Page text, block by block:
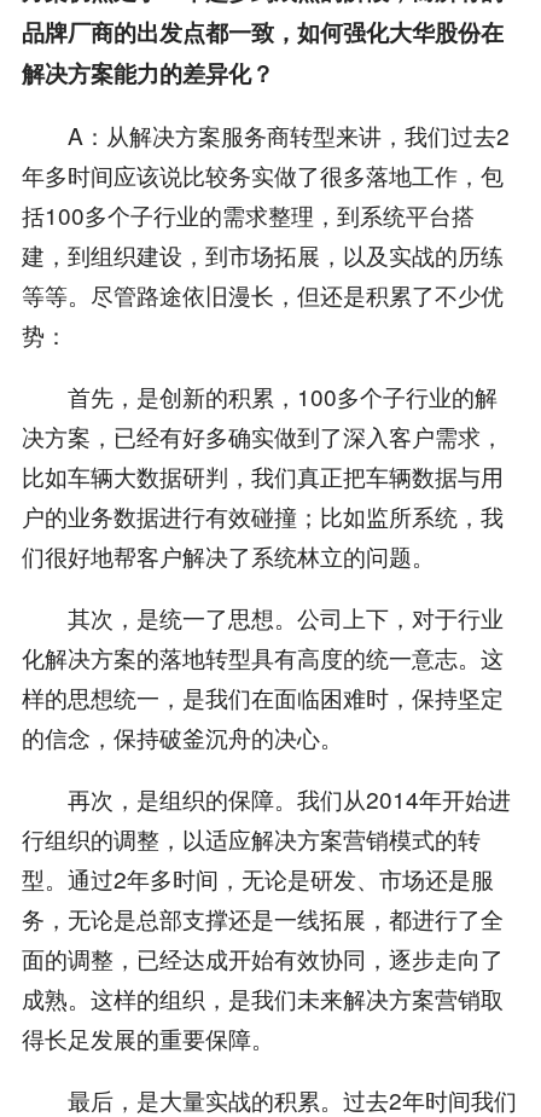
品牌厂商的出发点都一致，如何强化大华股份在
解决方案能力的差异化？
A：从解决方案服务商转型来讲，我们过去2
年多时间应该说比较务实做了很多落地工作，包
括100多个子行业的需求整理，到系统平台搭
建，到组织建设，到市场拓展，以及实战的历练
等等。尽管路途依旧漫长，但还是积累了不少优
势：
首先，是创新的积累，100多个子行业的解
决方案，已经有好多确实做到了深入客户需求，
比如车辆大数据研判，我们真正把车辆数据与用
户的业务数据进行有效碰撞；比如监所系统，我
们很好地帮客户解决了系统林立的问题。
其次，是统一了思想。公司上下，对于行业
化解决方案的落地转型具有高度的统一意志。这
样的思想统一，是我们在面临困难时，保持坚定
的信念，保持破釜沉舟的决心。
再次，是组织的保障。我们从2014年开始进
行组织的调整，以适应解决方案营销模式的转
型。通过2年多时间，无论是研发、市场还是服
务，无论是总部支撑还是一线拓展，都进行了全
面的调整，已经达成开始有效协同，逐步走向了
成熟。这样的组织，是我们未来解决方案营销取
得长足发展的重要保障。
最后，是大量实战的积累。过去2年时间我们